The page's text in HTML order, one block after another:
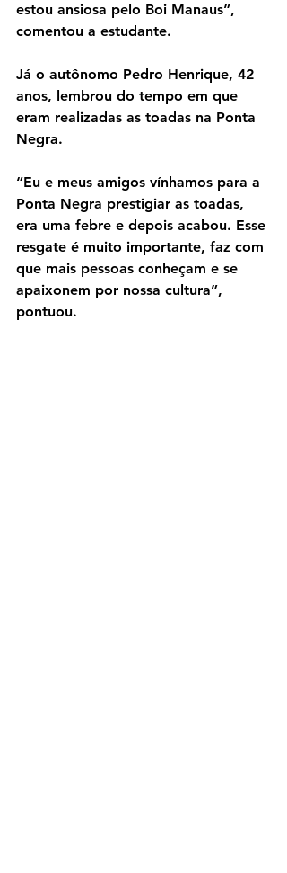
estou ansiosa pelo Boi Manaus”,
comentou a estudante.
Já o autônomo Pedro Henrique, 42
anos, lembrou do tempo em que
eram realizadas as toadas na Ponta
Negra.
“Eu e meus amigos vínhamos para a
Ponta Negra prestigiar as toadas,
era uma febre e depois acabou. Esse
resgate é muito importante, faz com
que mais pessoas conheçam e se
apaixonem por nossa cultura”,
pontuou.